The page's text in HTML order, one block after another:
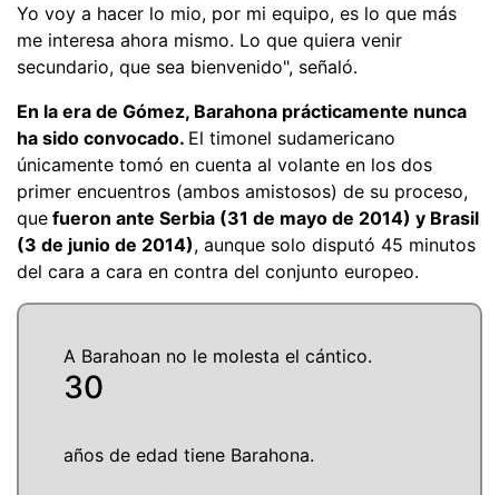
Yo voy a hacer lo mio, por mi equipo, es lo que más
me interesa ahora mismo. Lo que quiera venir
secundario, que sea bienvenido", señaló.
En la era de Gómez, Barahona prácticamente nunca
ha sido convocado. El timonel sudamericano
únicamente tomó en cuenta al volante en los dos
primer encuentros (ambos amistosos) de su proceso,
que fueron ante Serbia (31 de mayo de 2014) y Brasil
(3 de junio de 2014), aunque solo disputó 45 minutos
del cara a cara en contra del conjunto europeo.
A Barahoan no le molesta el cántico.
30
años de edad tiene Barahona.